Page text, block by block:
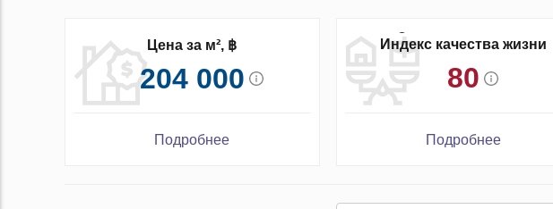
Цена за м², ฿
204 000
Подробнее
Индекс качества жизни
80
Подробнее